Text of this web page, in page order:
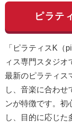
ピラテ
「ピラティスK（
ィス専門スタジオ
最新のピラティス
し、音楽に合わせ
ンが特徴です。初
し、目的に応じた